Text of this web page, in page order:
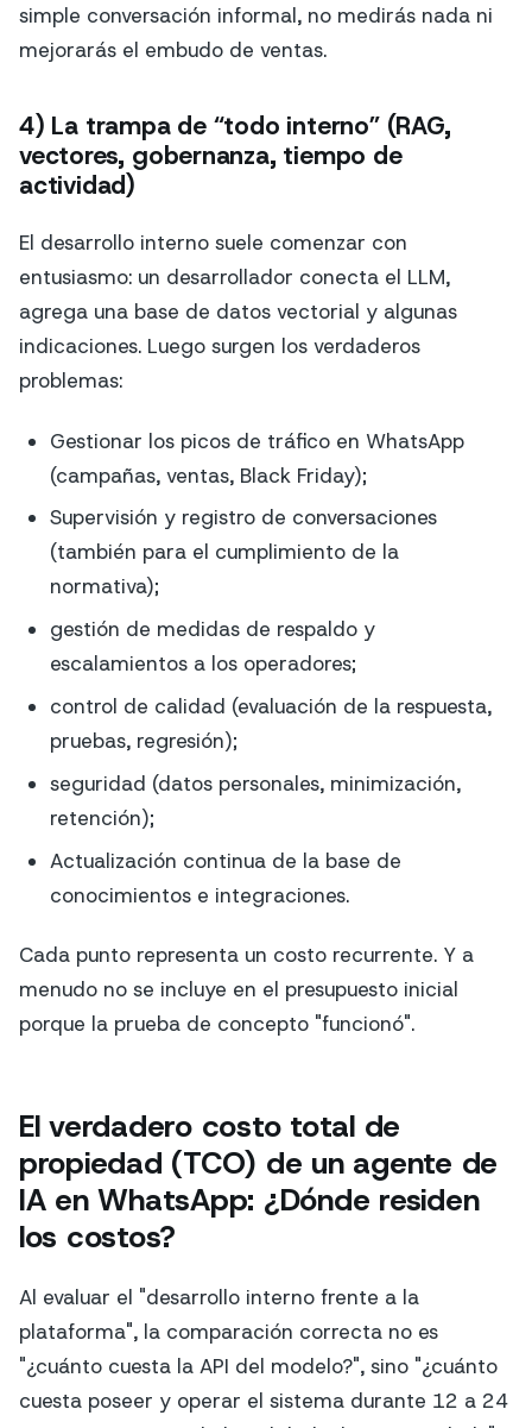
simple conversación informal, no medirás nada ni
mejorarás el embudo de ventas.
4) La trampa de “todo interno” (RAG,
vectores, gobernanza, tiempo de
actividad)
El desarrollo interno suele comenzar con
entusiasmo: un desarrollador conecta el LLM,
agrega una base de datos vectorial y algunas
indicaciones. Luego surgen los verdaderos
problemas:
Gestionar los picos de tráfico en WhatsApp
(campañas, ventas, Black Friday);
Supervisión y registro de conversaciones
(también para el cumplimiento de la
normativa);
gestión de medidas de respaldo y
escalamientos a los operadores;
control de calidad (evaluación de la respuesta,
pruebas, regresión);
seguridad (datos personales, minimización,
retención);
Actualización continua de la base de
conocimientos e integraciones.
Cada punto representa un costo recurrente. Y a
menudo no se incluye en el presupuesto inicial
porque la prueba de concepto "funcionó".
El verdadero costo total de
propiedad (TCO) de un agente de
IA en WhatsApp: ¿Dónde residen
los costos?
Al evaluar el "desarrollo interno frente a la
plataforma", la comparación correcta no es
"¿cuánto cuesta la API del modelo?", sino "¿cuánto
cuesta poseer y operar el sistema durante 12 a 24